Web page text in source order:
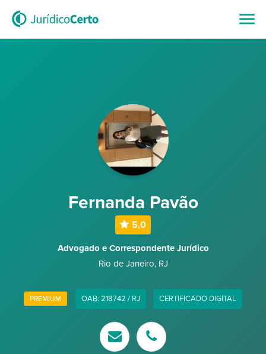
Fernanda Pavão
5,0
Advogado e Correspondente Jurídico
Rio de Janeiro, RJ
PREMIUM OAB: 218742 / RJ CERTIFICADO DIGITAL